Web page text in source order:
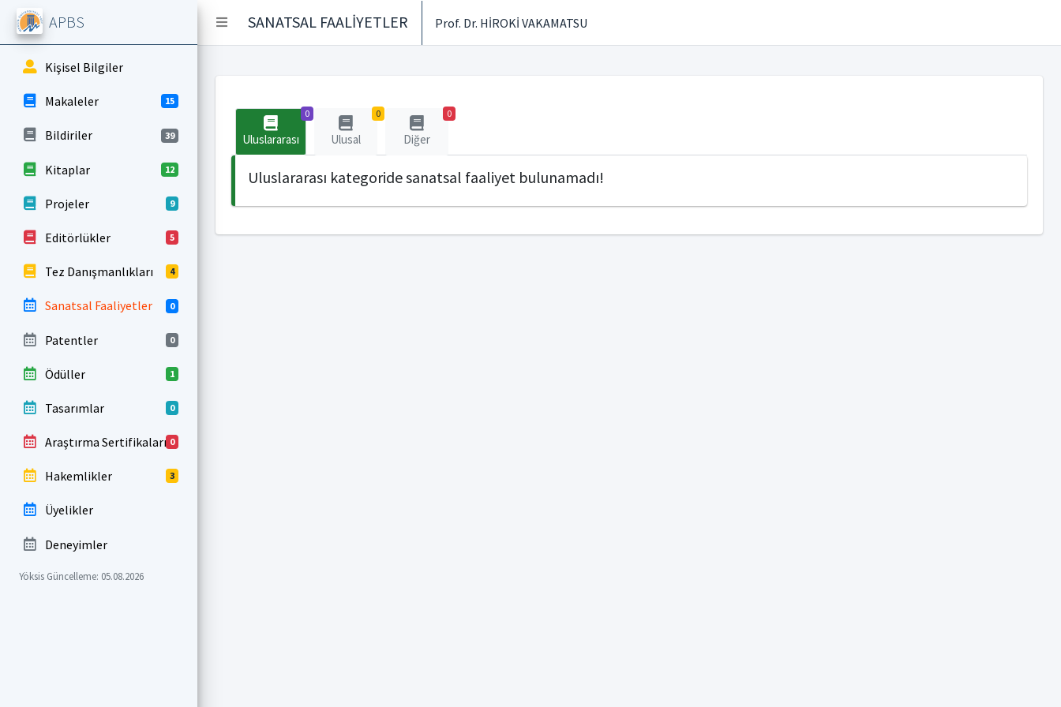
SANATSAL FAALİYETLER Prof. Dr. HİROKİ VAKAMATSU
APBS
Kişisel Bilgiler
Makaleler 15
Bildiriler 39
Kitaplar 12
Projeler 9
Editörlükler 5
Tez Danışmanlıkları 4
Sanatsal Faaliyetler 0
Patentler 0
Ödüller 1
Tasarımlar 0
Araştırma Sertifikaları 0
Hakemlikler 3
Üyelikler
Deneyimler
Yöksis Güncelleme: 05.08.2026
0
Uluslararası
0
Ulusal
0
Diğer
Uluslararası kategoride sanatsal faaliyet bulunamadı!